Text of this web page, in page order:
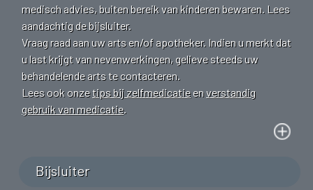
medisch advies, buiten bereik van kinderen bewaren. Lees
aandachtig de bijsluiter.
Vraag raad aan uw arts en/of apotheker. Indien u merkt dat
u last krijgt van nevenwerkingen, gelieve steeds uw
behandelende arts te contacteren.
Lees ook onzetips bij zelfmedicatieenverstandig
gebruik van medicatie.
Bijsluiter